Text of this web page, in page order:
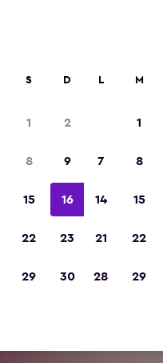
S D
1 2
8 9
15 16
22 23
29 30
L M
1
7 8
14 15
21 22
28 29